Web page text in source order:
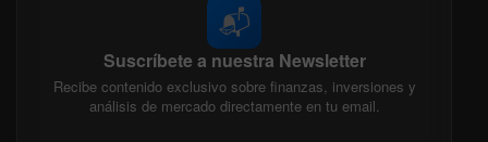
📬
Suscríbete a nuestra Newsletter
Recibe contenido exclusivo sobre finanzas, inversiones y
análisis de mercado directamente en tu email.